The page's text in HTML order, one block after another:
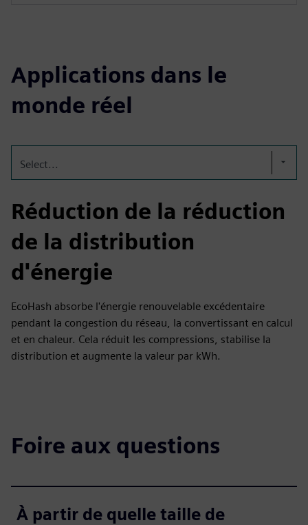
Applications dans le
monde réel
Select...
Réduction de la réduction
de la distribution
d'énergie
EcoHash absorbe l'énergie renouvelable excédentaire
pendant la congestion du réseau, la convertissant en calcul
et en chaleur. Cela réduit les compressions, stabilise la
distribution et augmente la valeur par kWh.
Foire aux questions
À partir de quelle taille de